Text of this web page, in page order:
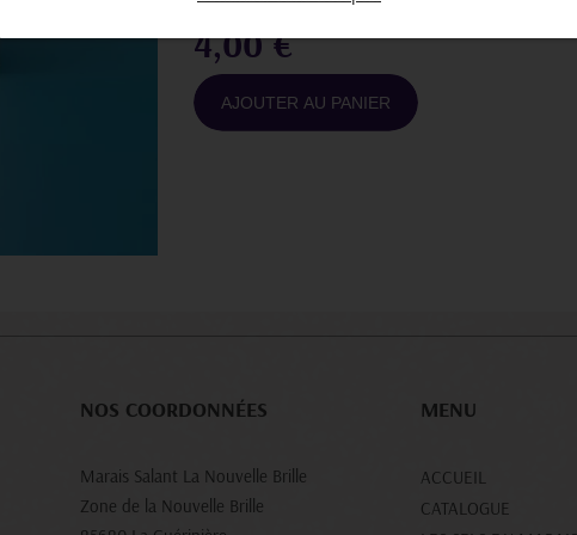
4,00 €
AJOUTER AU PANIER
NOS COORDONNÉES
Marais Salant La Nouvelle Brille
Zone de la Nouvelle Brille
MENU
ACCUEIL
CATALOGUE